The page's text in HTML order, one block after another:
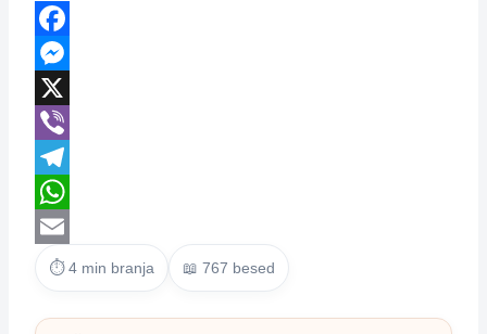
Facebook
Messenger
X
Viber
Telegram
WhatsApp
Email
⏱ 4 min branja 📖 767 besed